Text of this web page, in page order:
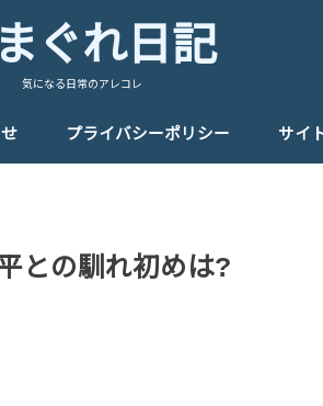
ぐれ日記
気になる日常のアレコレ
プライバシーポリシー サイ
との馴れ初めは?